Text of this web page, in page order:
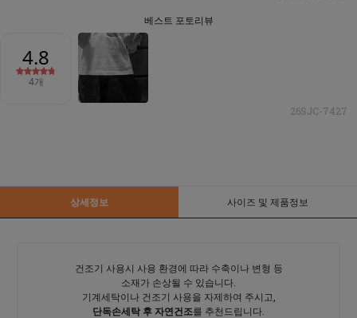
26SJC-7427
상세정보 사이즈 및 제품정보
건조기 사용시 사용 환경에 따라 수축이나 변형 등
소재가 손상될 수 있습니다.
기계세탁이나 건조기 사용을 자제하여 주시고,
단독손세탁 후 자연건조를 추천드립니다.